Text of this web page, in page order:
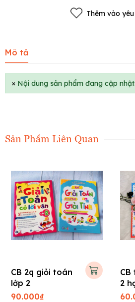
Thêm vào
Mô tả
× Nội dung sản phẩm đang cập nhật.
Sản Phẩm Liên Quan
CB 2q giỏi toán
lớp 2
90.000₫
CB
2
sâu